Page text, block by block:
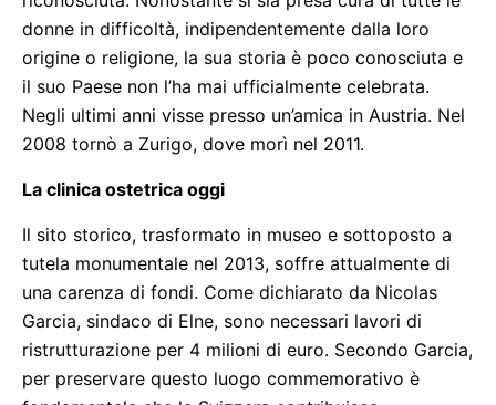
donne in difficoltà, indipendentemente dalla loro
origine o religione, la sua storia è poco conosciuta e
il suo Paese non l’ha mai ufficialmente celebrata.
Negli ultimi anni visse presso un’amica in Austria. Nel
2008 tornò a Zurigo, dove morì nel 2011.
La clinica ostetrica oggi
Il sito storico, trasformato in museo e sottoposto a
tutela monumentale nel 2013, soffre attualmente di
una carenza di fondi. Come dichiarato da Nicolas
Garcia, sindaco di Elne, sono necessari lavori di
ristrutturazione per 4 milioni di euro. Secondo Garcia,
per preservare questo luogo commemorativo è